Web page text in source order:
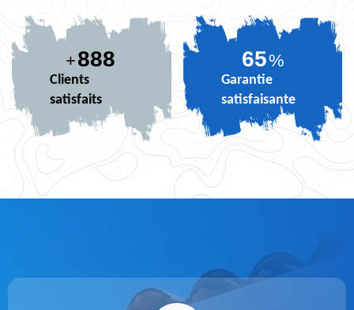
+888
Clients
satisfaits
80%
Garantie
satisfaisante